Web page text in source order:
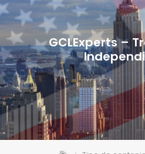
GCLExperts –